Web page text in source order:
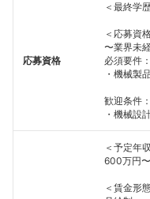
応募資格
＜最終学
＜応募資
〜業界未
必須要件：
・機械製
歓迎条件：
・機械設
＜予定年
600万円
＜賃金形